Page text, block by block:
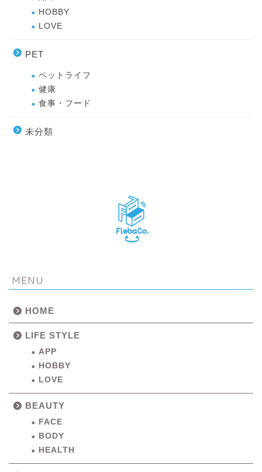
HOBBY
LOVE
PET
ペットライフ
健康
食事・フード
未分類
MENU
HOME
LIFE STYLE
APP
HOBBY
LOVE
BEAUTY
FACE
BODY
HEALTH